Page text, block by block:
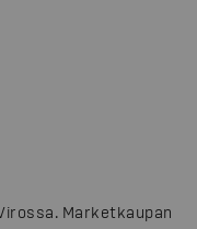
Marketkaupan